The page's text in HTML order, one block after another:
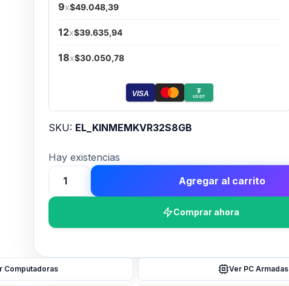
9x$49.048,39
12x$39.635,94
18x$30.050,78
VISA ₮
USDT
SKU: EL_KINMEMKVR32S8GB
Hay existencias
Memoria
Ram
DDR5
Agregar al carrito
Comprar ahora
Computadoras Ver PC Armadas